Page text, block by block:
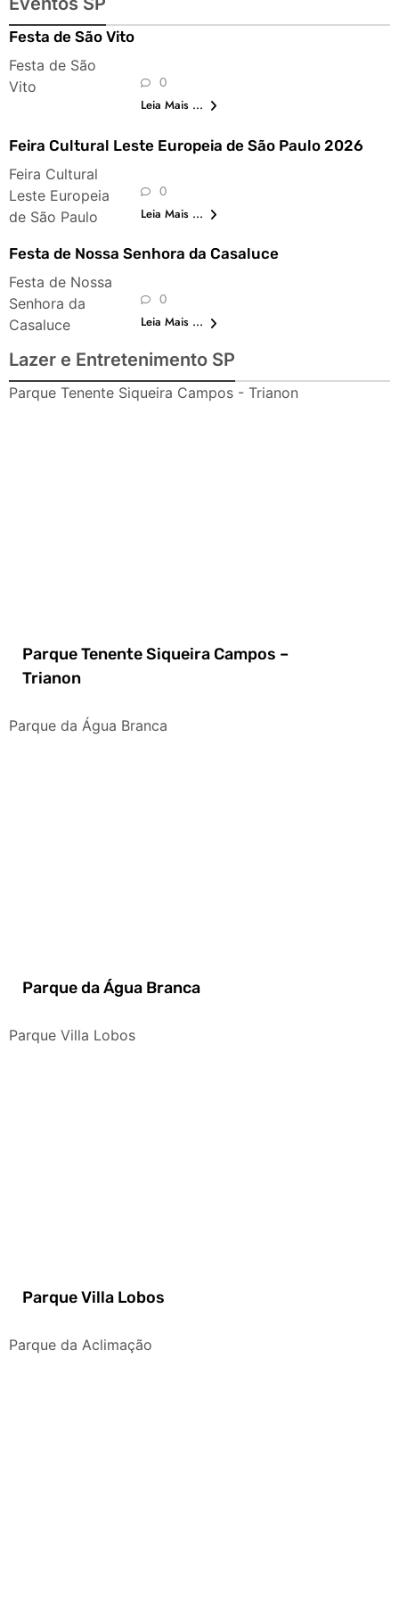
Festa de São Vito
Festa de São
Vito
0
Leia Mais ...
Feira Cultural Leste Europeia de São Paulo 2026
Feira Cultural
Leste Europeia
de São Paulo
0
Leia Mais ...
Festa de Nossa Senhora da Casaluce
Festa de Nossa
Senhora da
Casaluce
0
Leia Mais ...
Lazer e Entretenimento SP
Parque Tenente Siqueira Campos - Trianon
Parque Tenente Siqueira Campos –
Trianon
Parque da Água Branca
Parque da Água Branca
Parque Villa Lobos
Parque Villa Lobos
Parque da Aclimação